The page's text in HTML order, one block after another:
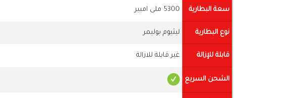
سعة البطارية 5300 ملى امبير
نوع البطارية ليثيوم بوليمر
قابلة للإزالة غير قابلة للازالة
الشحن السريع